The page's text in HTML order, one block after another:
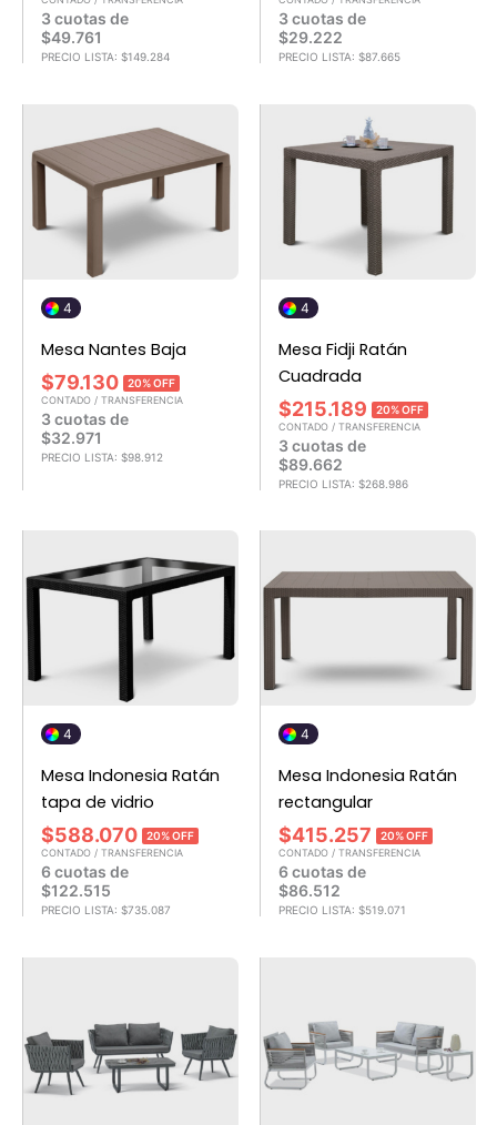
3 cuotas de
$49.761
PRECIO LISTA: $149.284
3 cuotas de
$29.222
PRECIO LISTA: $87.665
4
Mesa Nantes Baja
$79.130 20% OFF
CONTADO / TRANSFERENCIA
3 cuotas de
$32.971
PRECIO LISTA: $98.912
4
Mesa Fidji Ratán
Cuadrada
$215.189 20% OFF
CONTADO / TRANSFERENCIA
3 cuotas de
$89.662
PRECIO LISTA: $268.986
4
Mesa Indonesia Ratán
tapa de vidrio
$588.070 20% OFF
CONTADO / TRANSFERENCIA
6 cuotas de
$122.515
PRECIO LISTA: $735.087
4
Mesa Indonesia Ratán
rectangular
$415.257 20% OFF
CONTADO / TRANSFERENCIA
6 cuotas de
$86.512
PRECIO LISTA: $519.071